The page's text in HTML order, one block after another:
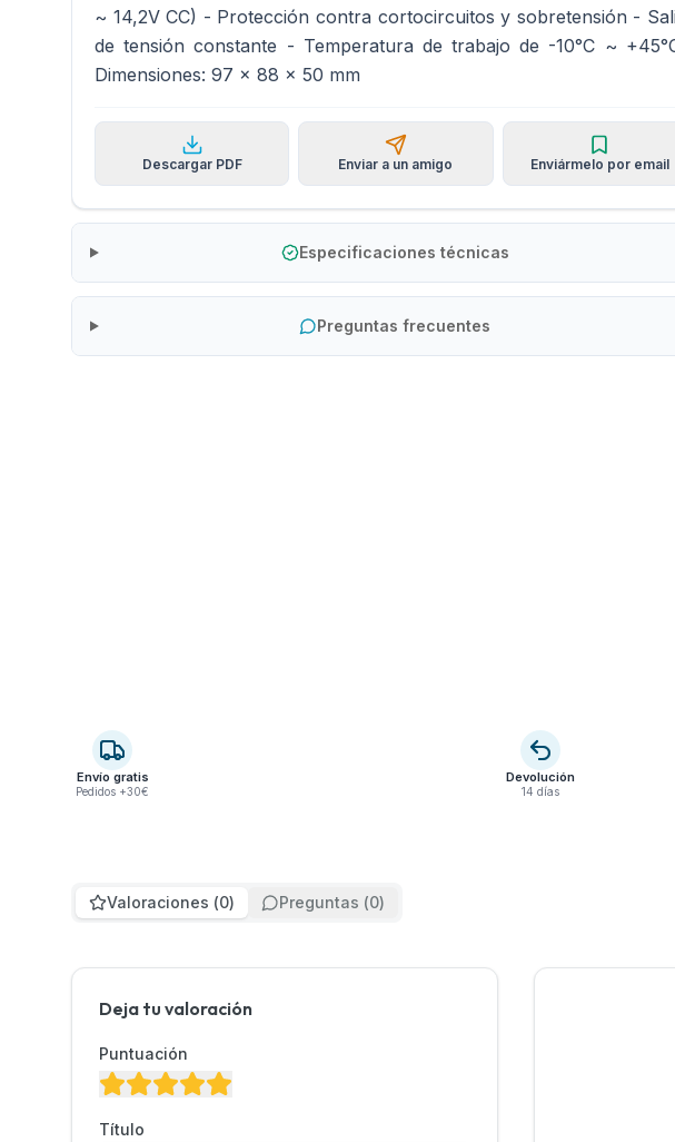
~ 14,2V CC) - Protección contra cortocircuitos y sobretensión -
de tensión constante - Temperatura de trabajo de -10°C ~
Dimensiones: 97 x 88 x 50 mm
Descargar PDF Enviar a un amigo Enviármelo por email
Especificaciones técnicas
Preguntas frecuentes
Envío gratis
Pedidos +30€
Devolución
14 días
Valoraciones (0) Preguntas (0)
Deja tu valoración
Puntuación
Título